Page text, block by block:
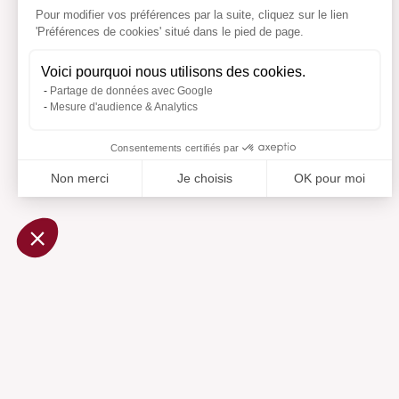
Pour modifier vos préférences par la suite, cliquez sur le lien
'Préférences de cookies' situé dans le pied de page.
Voici pourquoi nous utilisons des cookies.
Partage de données avec Google
Mesure d'audience & Analytics
Consentements certifiés par
Non merci Je choisis OK pour moi
Notre plateforme vous permet d'adapter et de gérer vos